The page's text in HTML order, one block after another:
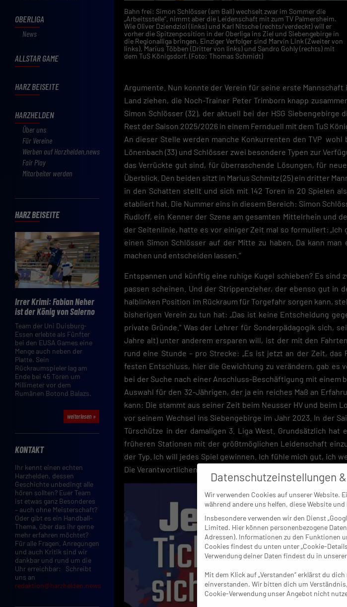
OBERLIGA
News
ALLSTAR GAME
HARZ BEISEITE
HARZHELDEN
Über uns
Für Vereine
Werben auf Harzhelden.news
Fair Play
Mitarbeiter werden
HARZ BEISEITE
Irrer Krimi: Fabian Neher
ist der König von Salerno
Team der Uni Duisburg-
Essen erlebte als Fünfter
bei den EUSA Games eine
Menge auch neben der
Platte. Sein
Rückraumspieler lag am
Ende bei 45 Toren um
Millimeter vor dem
Rumänen Botond Balazs.
weiterlesen »
KONTAKT
Ihr kennt einen echten
Harzhelden, dessen
Geschichte unbedingt alle
hören sollten? Euer Team
ist etwas ganz Besonderes
– auch ohne Meisterschaft?
Oder gibt es ein Handball-
Thema, über das ihr gerne
mehr erfahren möchtet?
Für alle Fragen, Anregungen
und auch Kritik sind wir
dankbar und rund um die
Uhr erreichbar: Schreibt
uns an
redaktion@harzhelden.news
Bahn frei: Simon Schlösser (am Ball) wechselt zwar im Sommer die
„Arbeitsstelle“, nimmt aber die Leidenschaft mit zum TV Palmersheim.
Wie Oliver Dziendziol (links) und Karl Nitsche (rechts/verdeckt) will er
vorher die Spitzenposition in der Oberliga ins Ziel und Siebengebirge in
die Regionalliga bringen. Einziger Verfolger sind Marvin Link (Zweiter von
links), Marius Többen (Dritter von links) und Sandro Gohly (rechts) mit
dem TuS Königsdorf. (Foto: Thomas Schmidt)
Argumente. Nun konnte der Verein für seine erste
Land ziehen, die Noch-Trainer Peter Trimborn knapp
Simon Schlösser (32), der aktuell bei der HSG
Rest der Saison 2025/2026 in einem Fernduell mit dem TuS
An dieser Stelle werden manche Konkurrenten den TVP
Lönenbach (33) und Schlösser zwei besondere Typen zur
das Verrückte gut sind, für überraschende Lösungen, für
Überblick. Den beiden sitzt in Marius Schmitz (25) ein dritter
in den Schatten stellt und sich mit 142 Toren in 20 Spielen
etabliert hat. Die Nummer eins in diesem Bereich: Simon
Rudloff, ein Kenner der Szene am gesamten Mittelrhein und
der Seitenlinie, hatte es vor einiger Zeit mal so formuliert:
einen Simon Schlösser auf der Mitte zu haben. Da kann
machen und entscheiden lassen.“
Entspannen und künftig eine ruhige Kugel schieben? Es sind
passen scheinen. Und der Strippenzieher, der ebenso gut in
halblinken Position im Rückraum für Torgefahr sorgen kann,
bisherigen Verein zu tun hat: „Das ist keine Entscheidung
private Gründe.“ Was der Lehrer für Sonderpädagogik sich,
Jahre alt) unter anderem ersparen will, ist der mit den
rund eine Stunde – pro Strecke: „Es ist jetzt an der Zeit, das
festen Entschluss, hier die Gewichtung zu verändern, gab es
bei der Suche nach einer Anschluss-Beschäftigung mit
Auswahl für den 32-Jährigen, der ja ein reiches Maß an
kann: Die stammt aus seiner Zeit beim Neusser HV und beim
vor seinem Wechsel ins Siebengebirge im Jahr 2023. In der
Türschütze in der damaligen 3. Liga West. Grundsätzlich
früheren Stationen mit der größtmöglichen Leidenschaft
der Typ. Ich will jedes Spiel gewinnen. Ich fühle mich gut, ich
Die Verantwortlichen haben ihn offensichtlich überzeugt, dass
Datenschutzeinstellungen
Wir verwenden Cookies auf unserer Website.
während andere uns helfen, diese Website
Insbesondere verwenden wir den Dienst
Limited. Hier können personenbezogene
Adressen). Informationen zu den Funktionen
Cookies findest du unten unter „Cookie-
Verwendung deiner Daten findest du in unserer
Mit dem Klick auf „Verstanden“ erklärst du
einverstanden. Wir bitten dich um
Cookie-Verwendung unser Angebot nicht